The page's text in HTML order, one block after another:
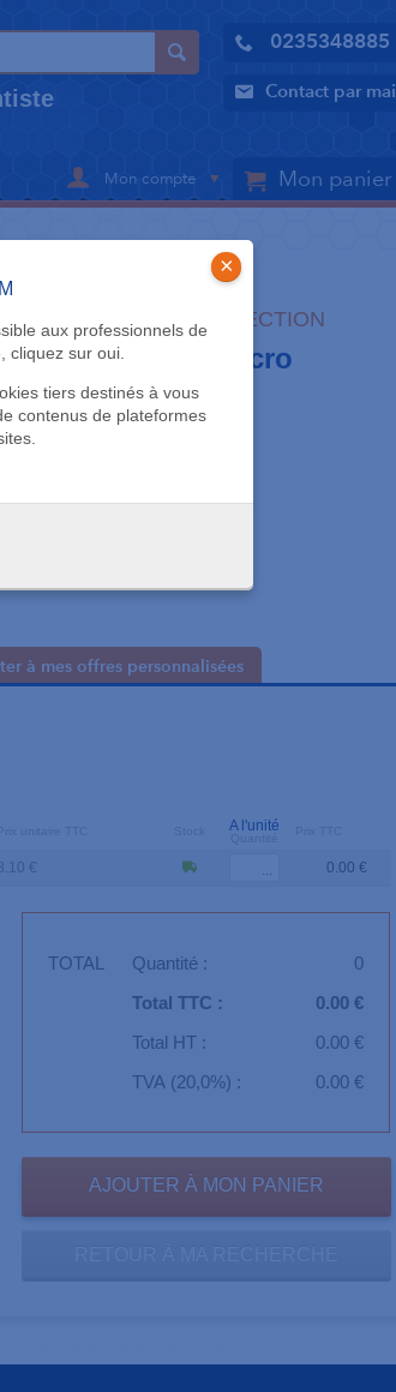
0235348885
Contact par mail
Mon compte Mon panier
aux professionnels de
cliquez sur oui.
tiers destinés à vous
contenus de plateformes
×
RÈGLE-CORRECTION
mine Mars micro
en stock
à mes offres personnalisées
A l'unité
8.10 € 0.00 €
TOTAL Quantité :
0
Total TTC :
0.00 €
Total HT :
0.00 €
TVA (20,0%) :
0.00 €